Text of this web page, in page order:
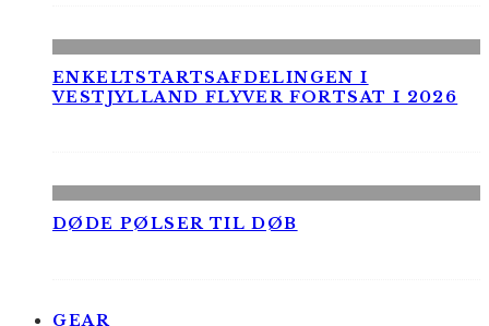
ENKELTSTARTSAFDELINGEN I
VESTJYLLAND FLYVER FORTSAT I 2026
DØDE PØLSER TIL DØB
GEAR